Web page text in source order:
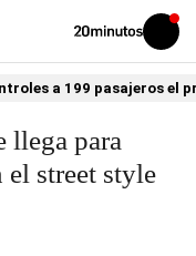
Volver
Iniciar
sesión
a 199 pasajeros el
llega para
el street style